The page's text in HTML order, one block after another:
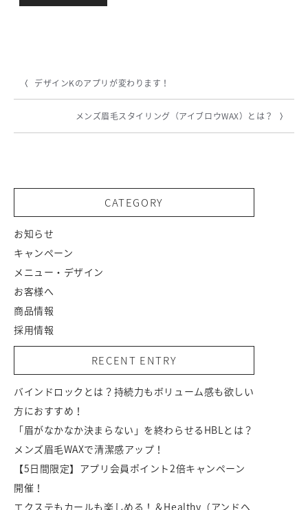
デザインKのアプリが変わります！
メンズ眉毛スタイリング（アイブロウWAX）とは？
CATEGORY
お知らせ
キャンペーン
メニュー・デザイン
お客様へ
商品情報
採用情報
RECENT ENTRY
バインドロックとは？持続力もボリューム感も欲しい
方におすすめ！
「眉がなかなか決まらない」を終わらせるHBLとは？
メンズ眉毛WAXで清潔感アップ！
【5日間限定】アプリ会員ポイント2倍キャンペーン
開催！
エクステもカールも楽しめる！＆Healthy（アンドヘ